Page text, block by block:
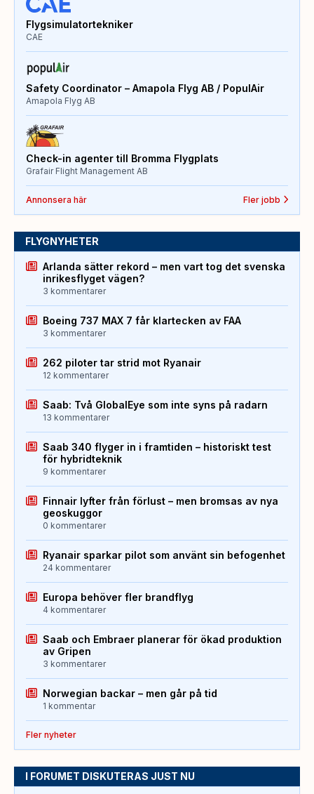
Flygsimulatortekniker
CAE
Safety Coordinator – Amapola Flyg AB / PopulAir
Amapola Flyg AB
Check-in agenter till Bromma Flygplats
Grafair Flight Management AB
Annonsera här Fler jobb
FLYGNYHETER
Arlanda sätter rekord – men vart tog det svenska
inrikesflyget vägen?
3 kommentarer
Boeing 737 MAX 7 får klartecken av FAA
3 kommentarer
262 piloter tar strid mot Ryanair
12 kommentarer
Saab: Två GlobalEye som inte syns på radarn
13 kommentarer
Saab 340 flyger in i framtiden – historiskt test
för hybridteknik
9 kommentarer
Finnair lyfter från förlust – men bromsas av nya
geoskuggor
0 kommentarer
Ryanair sparkar pilot som använt sin befogenhet
24 kommentarer
Europa behöver fler brandflyg
4 kommentarer
Saab och Embraer planerar för ökad produktion
av Gripen
3 kommentarer
Norwegian backar – men går på tid
1 kommentar
Fler nyheter
I FORUMET DISKUTERAS JUST NU